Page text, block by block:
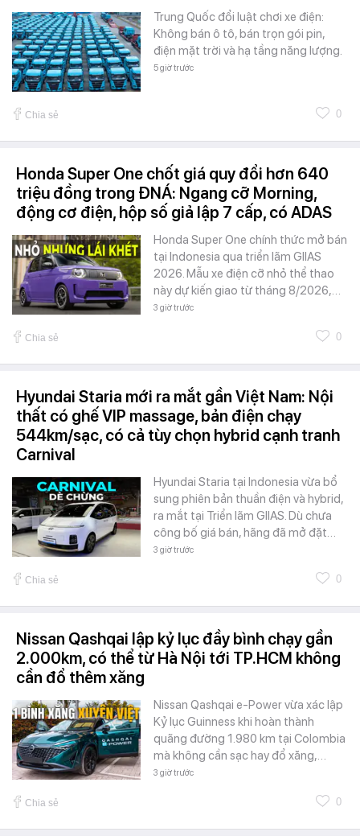
Trung Quốc đổi luật chơi xe điện:
Không bán ô tô, bán trọn gói pin,
điện mặt trời và hạ tầng năng lượng.
5 giờ trước
Chia sẻ 0
Honda Super One chốt giá quy đổi hơn 640
triệu đồng trong ĐNÁ: Ngang cỡ Morning,
động cơ điện, hộp số giả lập 7 cấp, có ADAS
Honda Super One chính thức mở bán
tại Indonesia qua triển lãm GIIAS
2026. Mẫu xe điện cỡ nhỏ thể thao
này dự kiến giao từ tháng 8/2026,…
3 giờ trước
Chia sẻ 0
Hyundai Staria mới ra mắt gần Việt Nam: Nội
thất có ghế VIP massage, bản điện chạy
544km/sạc, có cả tùy chọn hybrid cạnh tranh
Carnival
Hyundai Staria tại Indonesia vừa bổ
sung phiên bản thuần điện và hybrid,
ra mắt tại Triển lãm GIIAS. Dù chưa
công bố giá bán, hãng đã mở đặt…
3 giờ trước
Chia sẻ 0
Nissan Qashqai lập kỷ lục đầy bình chạy gần
2.000km, có thể từ Hà Nội tới TP.HCM không
cần đổ thêm xăng
Nissan Qashqai e-Power vừa xác lập
Kỷ lục Guinness khi hoàn thành
quãng đường 1.980 km tại Colombia
mà không cần sạc hay đổ xăng,…
3 giờ trước
Chia sẻ 0